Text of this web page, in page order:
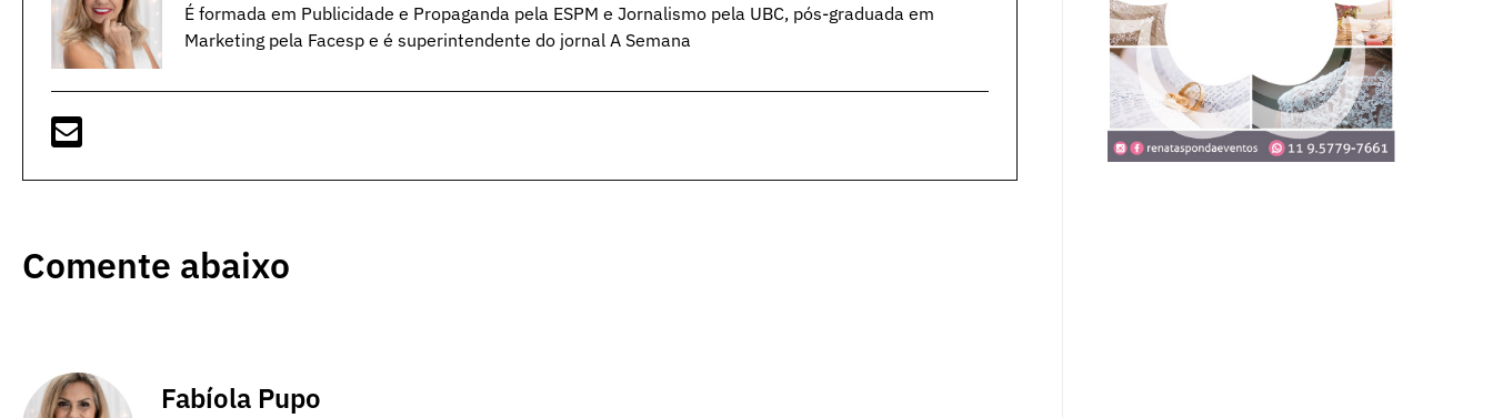
É formada em Publicidade e Propaganda pela ESPM e Jornalismo pela UBC, pós-graduada em
Marketing pela Facesp e é superintendente do jornal A Semana
Comente abaixo
Fabíola Pupo